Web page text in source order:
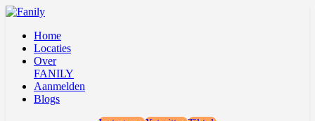
Home
Locaties
Over
FANILY
Aanmelden
Blogs